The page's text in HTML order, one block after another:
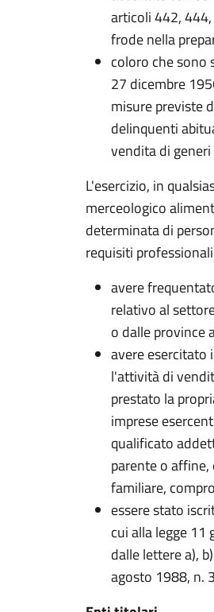
articoli 442,
frode nella
coloro che sono
27 dicembre
misure previste
delinquenti
vendita di
L'esercizio, in
merceologico
determinata di
requisiti
avere
relativo al
o dalle province
avere esercitato
l'attività di
prestato la
imprese
qualificato
parente o
familiare,
essere stato
cui alla legge
dalle lettere a),
agosto 1988, n.